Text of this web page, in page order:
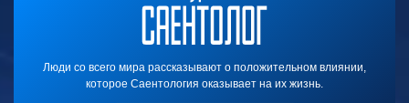
Люди со всего мира рассказывают о положительном влиянии,
которое Саентология оказывает на их жизнь.